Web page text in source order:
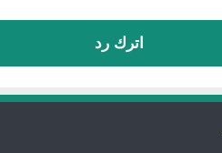
اترك رد